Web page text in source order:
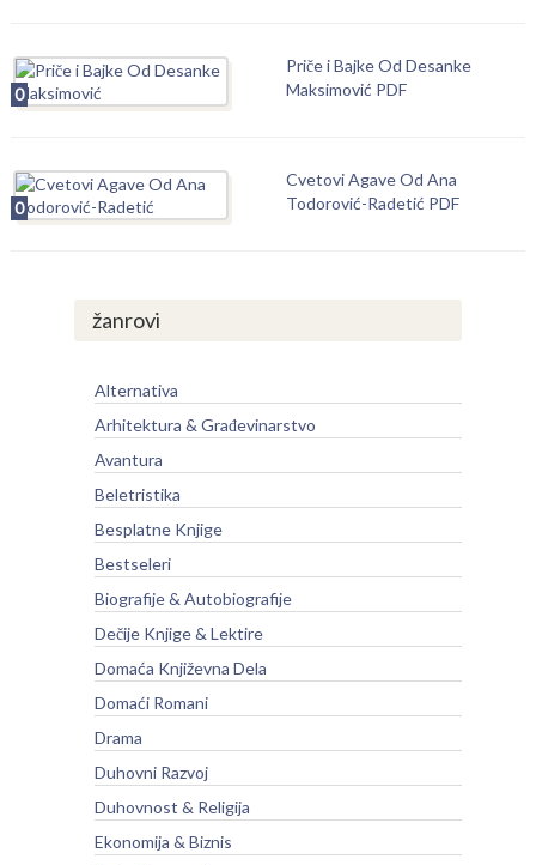
0
Priče i Bajke Od Desanke
Maksimović PDF
0
Cvetovi Agave Od Ana
Todorović-Radetić PDF
žanrovi
Alternativa
Arhitektura & Građevinarstvo
Avantura
Beletristika
Besplatne Knjige
Bestseleri
Biografije & Autobiografije
Dečije Knjige & Lektire
Domaća Književna Dela
Domaći Romani
Drama
Duhovni Razvoj
Duhovnost & Religija
Ekonomija & Biznis